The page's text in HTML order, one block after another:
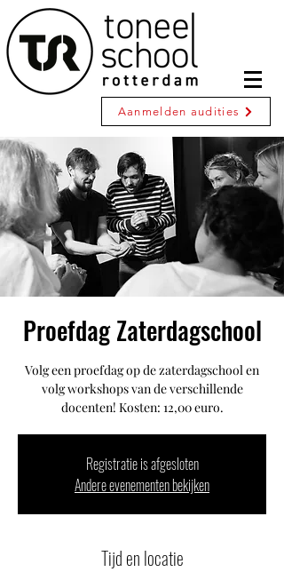
Aanmelden audities
Proefdag Zaterdagschool
Volg een proefdag op de zaterdagschool en
volg workshops van de verschillende
docenten! Kosten: 12,00 euro.
Registratie is afgesloten
Andere evenementen bekijken
Tijd en locatie